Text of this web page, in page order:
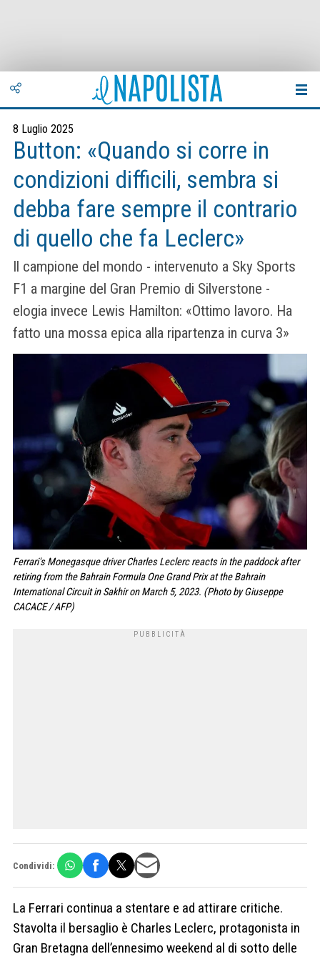
8 Luglio 2025
Button: «Quando si corre in
condizioni difficili, sembra si
debba fare sempre il contrario
di quello che fa Leclerc»
Il campione del mondo - intervenuto a Sky Sports
F1 a margine del Gran Premio di Silverstone -
elogia invece Lewis Hamilton: «Ottimo lavoro. Ha
fatto una mossa epica alla ripartenza in curva 3»
Ferrari's Monegasque driver Charles Leclerc reacts in the paddock after
retiring from the Bahrain Formula One Grand Prix at the Bahrain
International Circuit in Sakhir on March 5, 2023. (Photo by Giuseppe
CACACE / AFP)
Condividi:
La Ferrari continua a stentare e ad attirare critiche.
Stavolta il bersaglio è Charles Leclerc, protagonista in
Gran Bretagna dell’ennesimo weekend al di sotto delle